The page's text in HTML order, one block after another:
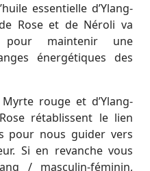
essentielle d’Ylang-
Rose et de Néroli va
pour maintenir une
énergétiques des
rouge et d’Ylang-
rétablissent le lien
pour nous guider vers
Si en revanche vous
/ masculin-féminin,